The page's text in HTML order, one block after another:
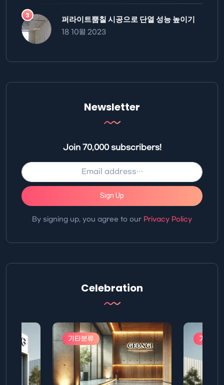
퍼라이트뿜칠 시공으로 단열 성능 높이기
18 10월 2023
Newsletter
Join 70,000 subscribers!
Sign Up
By signing up, you agree to our Privacy Policy
Celebration
기타분류 기타분